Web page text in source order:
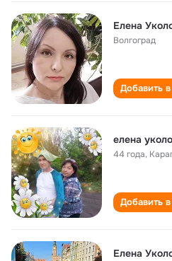
Елена
Волгоград
Добавить
елена
44 года,
Добавить
Елена